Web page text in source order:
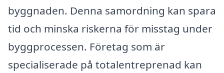
byggnaden. Denna samordning kan spara
tid och minska riskerna för misstag under
byggprocessen. Företag som är
specialiserade på totalentreprenad kan